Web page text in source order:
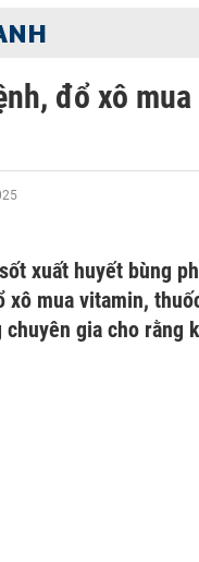
đổ xô
xuất huyết bùng
xô mua vitamin,
gia cho rằng